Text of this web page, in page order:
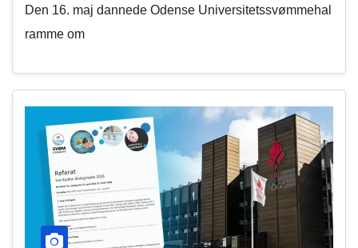
Den 16. maj dannede Odense Universitetssvømmehal
ramme om